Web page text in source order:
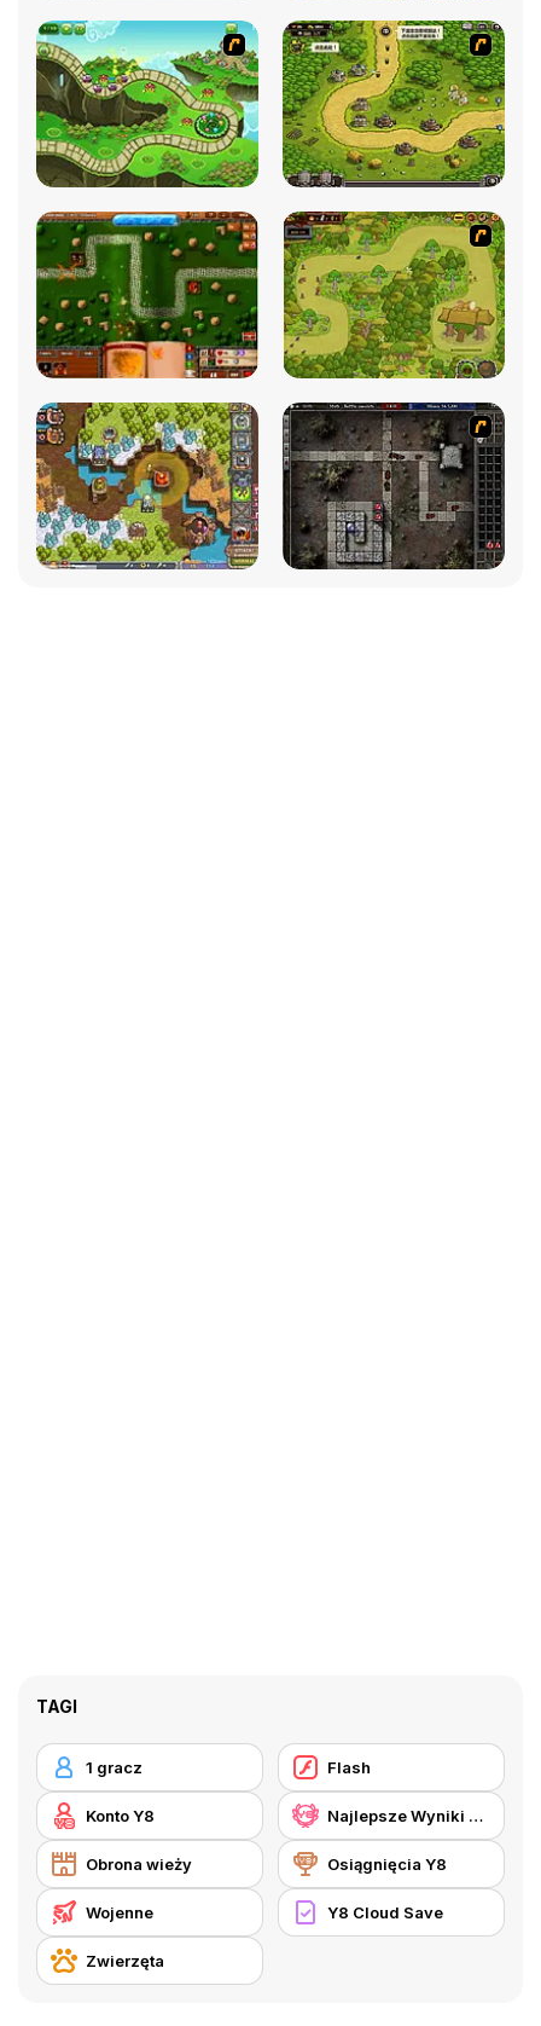
TAGI
1 gracz Flash
Konto Y8 Najlepsze Wyniki Y8
Obrona wieży Osiągnięcia Y8
Wojenne Y8 Cloud Save
Zwierzęta